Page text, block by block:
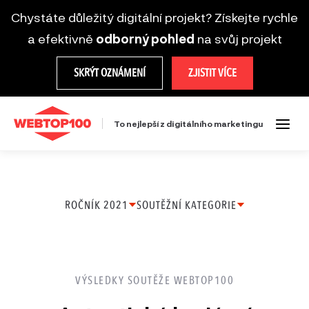
Chystáte důležitý digitální projekt? Získejte rychle
a efektivně odborný pohled na svůj projekt
SKRÝT OZNÁMENÍ ZJISTIT VÍCE
To nejlepší z digitálního marketingu
ROČNÍK 2021 SOUTĚŽNÍ KATEGORIE
Firemní web
VÝSLEDKY SOUTĚŽE WEBTOP100